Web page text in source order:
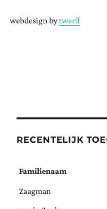
webdesign bytwerff
RECENTELIJK
Familienaam
Zaagman